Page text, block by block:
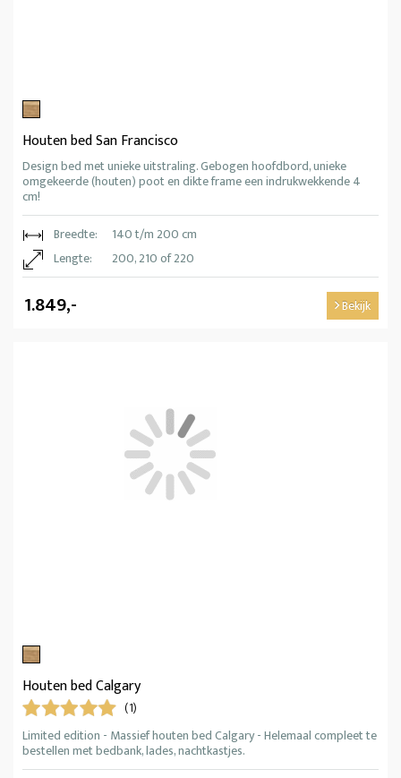
Houten bed San Francisco
Design bed met unieke uitstraling. Gebogen hoofdbord, unieke
omgekeerde (houten) poot en dikte frame een indrukwekkende 4
cm!
Breedte:
140 t/m 200 cm
Lengte:
200, 210 of 220
1.849,- Bekijk
Houten bed Calgary
(1)
Limited edition - Massief houten bed Calgary - Helemaal compleet te
bestellen met bedbank, lades, nachtkastjes.